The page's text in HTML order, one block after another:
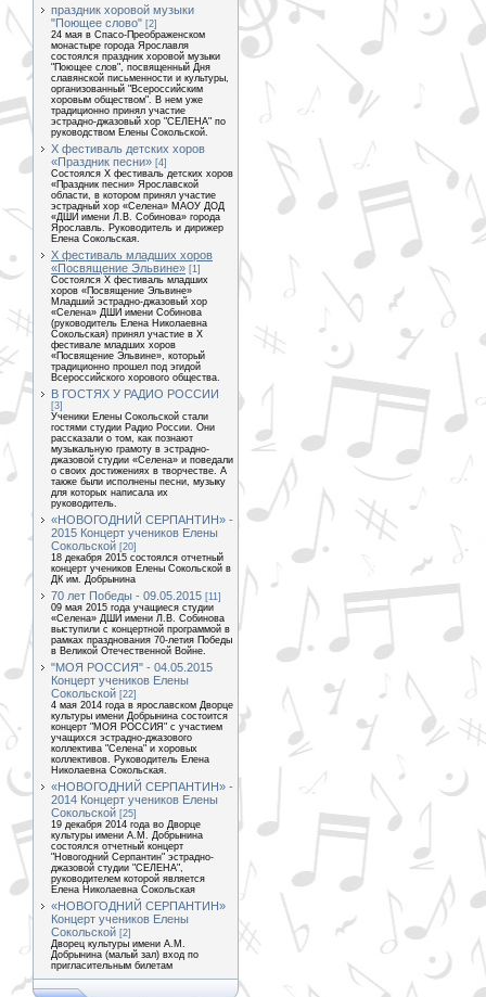
праздник хоровой музыки
"Поющее слово" [2]
24 мая в Спасо-Преображенском
монастыре города Ярославля
состоялся праздник хоровой музыки
"Поющее слов", посвященный Дня
славянской письменности и культуры,
организованный "Всероссийским
хоровым обществом". В нем уже
традиционно принял участие
эстрадно-джазовый хор "СЕЛЕНА" по
руководством Елены Сокольской.
Х фестиваль детских хоров
«Праздник песни» [4]
Состоялся Х фестиваль детских хоров
«Праздник песни» Ярославской
области, в котором принял участие
эстрадный хор «Селена» МАОУ ДОД
«ДШИ имени Л.В. Собинова» города
Ярославль. Руководитель и дирижер
Елена Сокольская.
Х фестиваль младших хоров
«Посвящение Эльвине» [1]
Состоялся Х фестиваль младших
хоров «Посвящение Эльвине»
Младший эстрадно-джазовый хор
«Селена» ДШИ имени Собинова
(руководитель Елена Николаевна
Сокольская) принял участие в X
фестивале младших хоров
«Посвящение Эльвине», который
традиционно прошел под эгидой
Всероссийского хорового общества.
В ГОСТЯХ У РАДИО РОССИИ
[3]
Ученики Елены Сокольской стали
гостями студии Радио России. Они
рассказали о том, как познают
музыкальную грамоту в эстрадно-
джазовой студии «Селена» и поведали
о своих достижениях в творчестве. А
также были исполнены песни, музыку
для которых написала их
руководитель.
«НОВОГОДНИЙ СЕРПАНТИН» -
2015 Концерт учеников Елены
Сокольской [20]
18 декабря 2015 состоялся отчетный
концерт учеников Елены Сокольской в
ДК им. Добрынина
70 лет Победы - 09.05.2015 [11]
09 мая 2015 года учащиеся студии
«Селена» ДШИ имени Л.В. Собинова
выступили с концертной программой в
рамках празднования 70-летия Победы
в Великой Отечественной Войне.
"МОЯ РОССИЯ" - 04.05.2015
Концерт учеников Елены
Сокольской [22]
4 мая 2014 года в ярославском Дворце
культуры имени Добрынина состоится
концерт "МОЯ РОССИЯ" с участием
учащихся эстрадно-джазового
коллектива "Селена" и хоровых
коллективов. Руководитель Елена
Николаевна Сокольская.
«НОВОГОДНИЙ СЕРПАНТИН» -
2014 Концерт учеников Елены
Сокольской [25]
19 декабря 2014 года во Дворце
культуры имени А.М. Добрынина
состоялся отчетный концерт
"Новогодний Серпантин" эстрадно-
джазовой студии "СЕЛЕНА",
руководителем которой является
Елена Николаевна Сокольская
«НОВОГОДНИЙ СЕРПАНТИН»
Концерт учеников Елены
Сокольской [2]
Дворец культуры имени А.М.
Добрынина (малый зал) вход по
пригласительным билетам